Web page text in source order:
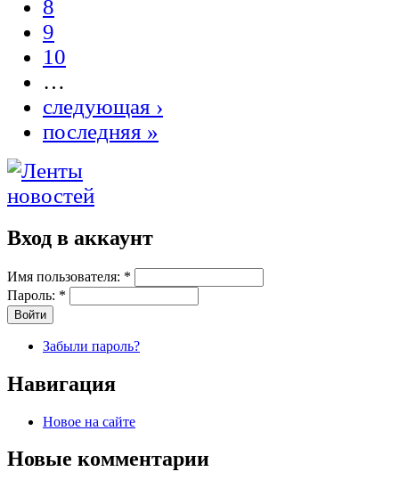
8
9
10
…
следующая ›
последняя »
Вход в аккаунт
Имя пользователя: *
Пароль: *
Забыли пароль?
Навигация
Новое на сайте
Новые комментарии